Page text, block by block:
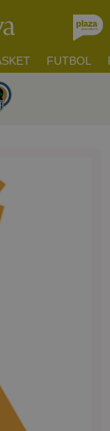
FUTBOL